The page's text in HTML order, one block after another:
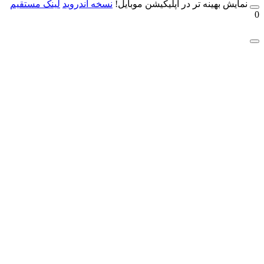
بهینه تر در اپلیکیشن موبایل!نسخه آندروید لینک مستقیم